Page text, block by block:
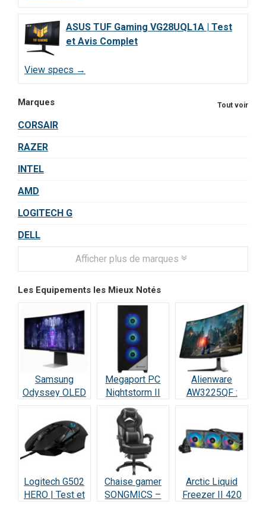
ASUS TUF Gaming VG28UQL1A | Test
et Avis Complet
View specs →
Marques Tout voir
CORSAIR
RAZER
INTEL
AMD
LOGITECH G
DELL
Afficher plus de marques
Les Equipements les Mieux Notés
Samsung
Odyssey OLED
Performant –
Test & Avis
Megaport PC
Nightstorm II
Intel Core i9 :
Test et Avis
Alienware
AW3225QF :
OLED 4K 240Hz
Logitech G502
HERO | Test et
Chaise gamer
SONGMICS –
Arctic Liquid
Freezer II 420